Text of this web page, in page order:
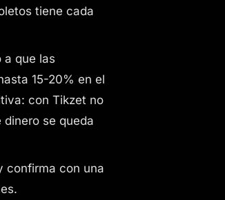
tiene cada
a que las
15-20% en el
con Tikzet no
se queda
confirma con una